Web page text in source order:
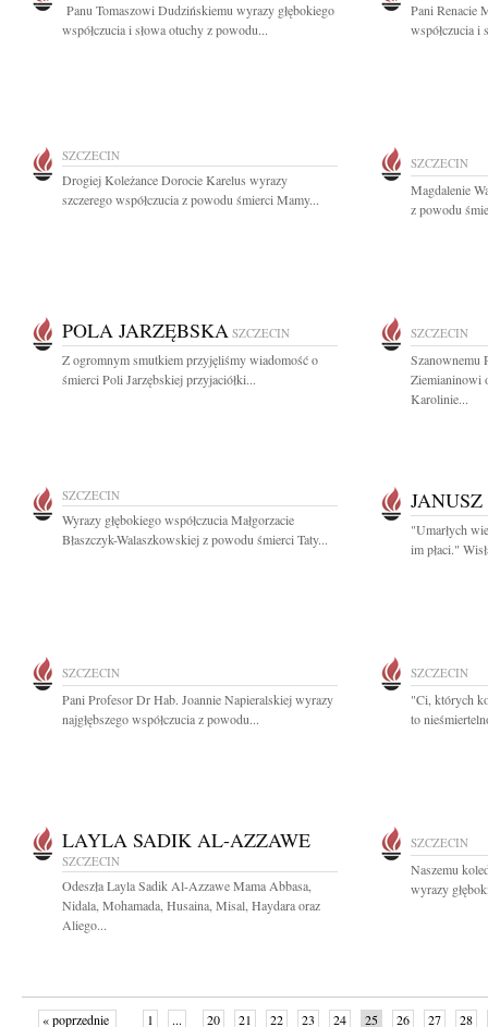
Panu Tomaszowi Dudzińskiemu wyrazy głębokiego
współczucia i słowa otuchy z powodu...
Pani Renacie
współczucia i
SZCZECIN
Drogiej Koleżance Dorocie Karelus wyrazy
szczerego współczucia z powodu śmierci Mamy...
SZCZECIN
Magdalenie
z powodu
POLA JARZĘBSKA SZCZECIN
Z ogromnym smutkiem przyjęliśmy wiadomość o
śmierci Poli Jarzębskiej przyjaciółki...
SZCZECIN
Szanownemu
Ziemianinowi
Karolinie...
SZCZECIN
Wyrazy głębokiego współczucia Małgorzacie
Błaszczyk-Walaszkowskiej z powodu śmierci Taty...
"Umarłych
im płaci."
SZCZECIN
Pani Profesor Dr Hab. Joannie Napieralskiej wyrazy
najgłębszego współczucia z powodu...
SZCZECIN
"Ci, których
to
LAYLA SADIK AL-AZZAWE
SZCZECIN
Odeszła Layla Sadik Al-Azzawe Mama Abbasa,
Nidala, Mohamada, Husaina, Misal, Haydara oraz
Aliego...
SZCZECIN
Naszemu
wyrazy
« poprzednie 1 ... 20 21 22 23 24 25 26 27 28